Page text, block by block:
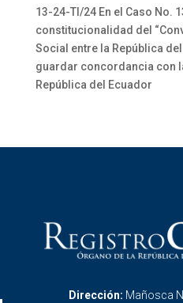
13-24-TI/24 En el Caso No.
constitucionalidad del
Social entre la República
guardar concordancia con
República del Ecuador
Dirección: Mañosca